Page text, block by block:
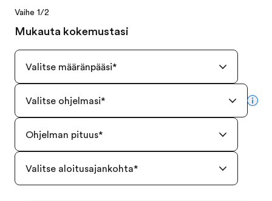
Vaihe 1/2
Mukauta kokemustasi
Valitse määränpääsi*
Valitse ohjelmasi*
Ohjelman pituus*
Valitse aloitusajankohta*